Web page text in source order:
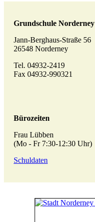
Grundschule Norderney
Jann-Berghaus-Straße 56
26548 Norderney
Tel. 04932-2419
Fax 04932-990321
Bürozeiten
Frau Lübben
(Mo - Fr 7:30-12:30 Uhr)
Schuldaten